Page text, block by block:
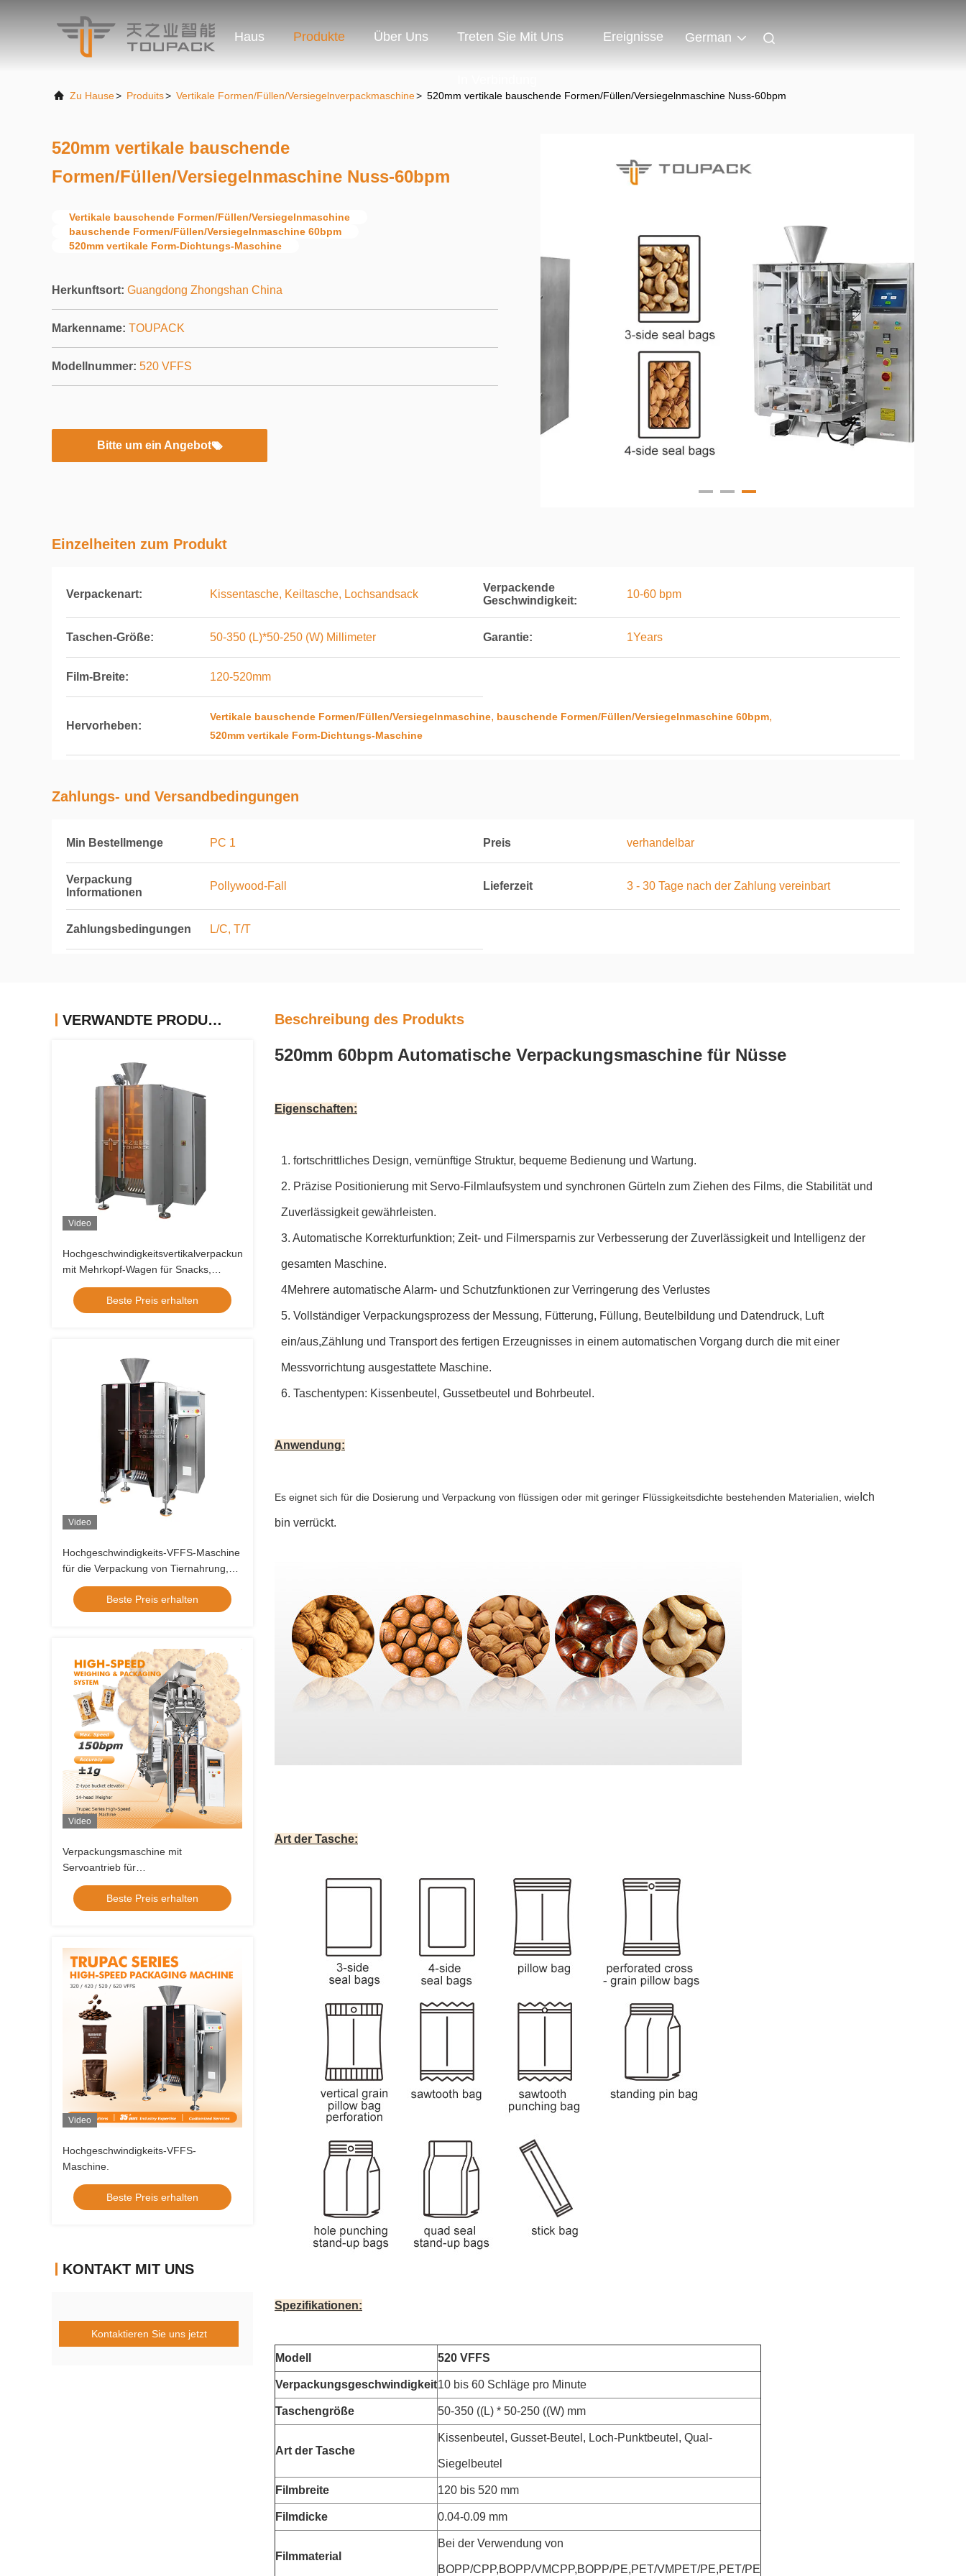
Haus Produkte Über Uns Treten Sie Mit Uns Ereignisse German
Zu Hause> Produits> Vertikale Formen/Füllen/Versiegelnverpackmaschine> 520mm vertikale bauschende Formen/Füllen/Versiegelnmaschine Nuss-60bpm
520mm vertikale bauschende
Formen/Füllen/Versiegelnmaschine Nuss-60bpm
Vertikale bauschende Formen/Füllen/Versiegelnmaschine
bauschende Formen/Füllen/Versiegelnmaschine 60bpm
520mm vertikale Form-Dichtungs-Maschine
Herkunftsort: Guangdong Zhongshan China
Markenname: TOUPACK
Modellnummer: 520 VFFS
Bitte um ein Angebot
Einzelheiten zum Produkt
Verpackenart: Kissentasche, Keiltasche, Lochsandsack
Verpackende
Geschwindigkeit:
10-60 bpm
Taschen-Größe: 50-350 (L)*50-250 (W) Millimeter Garantie: 1Years
Film-Breite: 120-520mm
Hervorheben:
Vertikale bauschende Formen/Füllen/Versiegelnmaschine, bauschende Formen/Füllen/Versiegelnmaschine 60bpm,
520mm vertikale Form-Dichtungs-Maschine
Zahlungs- und Versandbedingungen
Min Bestellmenge PC 1 Preis verhandelbar
Verpackung
Informationen
Pollywood-Fall Lieferzeit 3 - 30 Tage nach der Zahlung vereinbart
Zahlungsbedingungen L/C, T/T
VERWANDTE PRODUKTE
Video
Hochgeschwindigkeitsvertikalverpackungsmaschine
mit Mehrkopf-Wagen für Snacks,
Chips, Nüsse und Haustierfutterbeutel
Beste Preis erhalten
Video
Hochgeschwindigkeits-VFFS-Maschine
für die Verpackung von Tiernahrung,
Snacks und Nüssen mit einer Leistung
von 80–200 Beuteln/Minute
Beste Preis erhalten
Video
Verpackungsmaschine mit
Servoantrieb für
Lebensmittelgranulaten
Beste Preis erhalten
Video
Hochgeschwindigkeits-VFFS-
Maschine.
Beste Preis erhalten
KONTAKT MIT UNS
Kontaktieren Sie uns jetzt
Beschreibung des Produkts
520mm 60bpm Automatische Verpackungsmaschine für Nüsse
Eigenschaften:
1. fortschrittliches Design, vernünftige Struktur, bequeme Bedienung und Wartung.
2. Präzise Positionierung mit Servo-Filmlaufsystem und synchronen Gürteln zum Ziehen des Films, die Stabilität und
Zuverlässigkeit gewährleisten.
3. Automatische Korrekturfunktion; Zeit- und Filmersparnis zur Verbesserung der Zuverlässigkeit und Intelligenz der
gesamten Maschine.
4Mehrere automatische Alarm- und Schutzfunktionen zur Verringerung des Verlustes
5. Vollständiger Verpackungsprozess der Messung, Fütterung, Füllung, Beutelbildung und Datendruck, Luft
ein/aus,Zählung und Transport des fertigen Erzeugnisses in einem automatischen Vorgang durch die mit einer
Messvorrichtung ausgestattete Maschine.
6. Taschentypen: Kissenbeutel, Gussetbeutel und Bohrbeutel.
Anwendung:
Es eignet sich für die Dosierung und Verpackung von flüssigen oder mit geringer Flüssigkeitsdichte bestehenden Materialien, wie Ich
bin verrückt.
Art der Tasche:
Spezifikationen:
Modell 520 VFFS
Verpackungsgeschwindigkeit10 bis 60 Schläge pro Minute
Taschengröße 50-350 ((L) * 50-250 ((W) mm
Art der Tasche
Kissenbeutel, Gusset-Beutel, Loch-Punktbeutel, Qual-
Siegelbeutel
Filmbreite 120 bis 520 mm
Filmdicke 0.04-0.09 mm
Filmmaterial
Bei der Verwendung von
BOPP/CPP,BOPP/VMCPP,BOPP/PE,PET/VMPET/PE,PET/PE